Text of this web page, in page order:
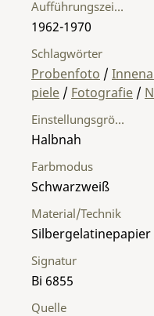
Material/Technik
Einstellungsgröße
Halbnah
Farbmodus
Schwarzweiß
Aufführungszeitraum
1962-1970
Signatur
Bi 6855
Quelle
Schlagwörter
Probenfoto /
piele / Fotografie /